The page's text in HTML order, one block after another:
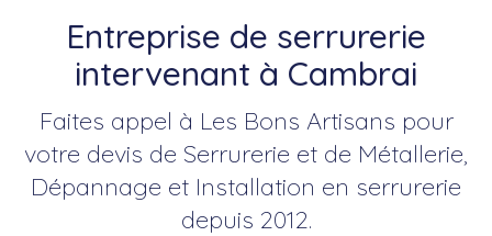
Entreprise de serrurerie
intervenant à Cambrai
Faites appel à Les Bons Artisans pour
votre devis de Serrurerie et de Métallerie,
Dépannage et Installation en serrurerie
depuis 2012.